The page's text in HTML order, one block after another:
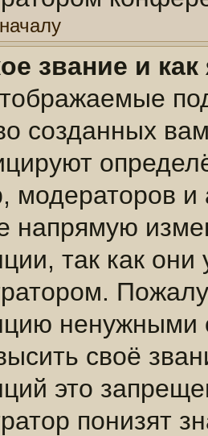
звание и
созданных
модераторов
напрямую
так как они
ненужными
своё
это
понизят